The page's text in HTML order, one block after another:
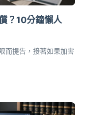
？10分鐘懶人
而提告，接著如果加害